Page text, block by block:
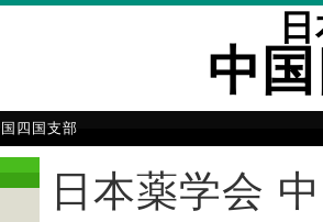
中
四国支部
日本薬学会